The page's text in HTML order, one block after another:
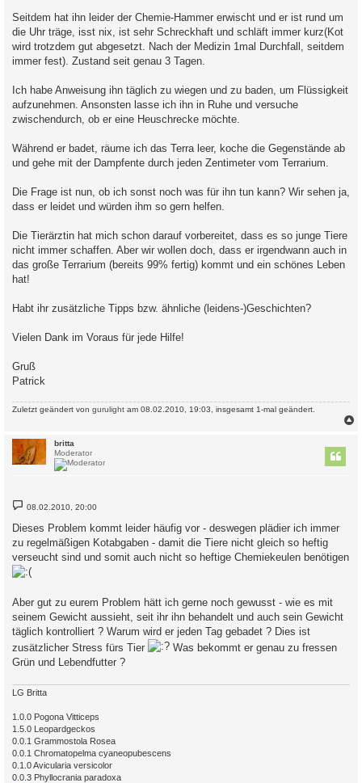
Seitdem hat ihn leider der Chemie-Hammer erwischt und er ist rund um
die Uhr träge, isst nix, ist sehr Schreckhaft und schläft immer kurz(Kot
wird trotzdem gut abgesetzt. Nach der Medizin 1mal Durchfall, seitdem
immer fest). Zustand seit genau 3 Tagen.
Ich habe Anweisung ihn täglich zu wiegen und zu baden, um Flüssigkeit
aufzunehmen. Ansonsten lasse ich ihn in Ruhe und versuche
zwischendurch, ob er eine Heuschrecke möchte.
Während er badet, räume ich das Terra leer, koche die Gegenstände ab
und gehe mit der Dampfente durch jeden Zentimeter vom Terrarium.
Die Frage ist nun, ob ich sonst noch was für ihn tun kann? Wir sehen ja,
dass er leidet und würden ihm so gern helfen.
Die Tierärztin hat mich schon darauf vorbereitet, dass es so junge Tiere
nicht immer schaffen. Aber wir wollen doch, dass er irgendwann auch in
das große Terrarium (bereits 99% fertig) kommt und ein schönes Leben
hat!
Habt ihr zusätzliche Tipps bzw. ähnliche (leidens-)Geschichten?
Vielen Dank im Voraus für jede Hilfe!
Gruß
Patrick
Zuletzt geändert von gurulight am 08.02.2010, 19:03, insgesamt 1-mal geändert.
britta
Moderator
B
e
t
g
08.02.2010, 20:00
Dieses Problem kommt leider häufig vor - deswegen plädier ich immer
zu regelmäßigen Kotabgaben - damit die Tiere nicht gleich so heftig
verseucht sind und somit auch nicht so heftige Chemiekeulen benötigen
Aber gut zu eurem Problem hätt ich gerne noch gewusst - wie es mit
seinem Gewicht aussieht, seit ihr ihn behandelt und auch sein Gewicht
täglich kontrolliert ? Warum wird er jeden Tag gebadet ? Dies ist
zusätzlicher Stress fürs Tier
Was bekommt er genau zu fressen
Grün und Lebendfutter ?
LG Britta
1.0.0 Pogona Vitticeps
1.5.0 Leopardgeckos
0.0.1 Grammostola Rosea
0.0.1 Chromatopelma cyaneopubescens
0.1.0 Avicularia versicolor
0.0.3 Phyllocrania paradoxa